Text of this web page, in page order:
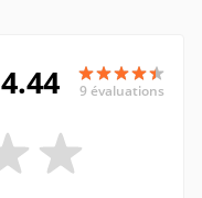
4.44 9 évaluations